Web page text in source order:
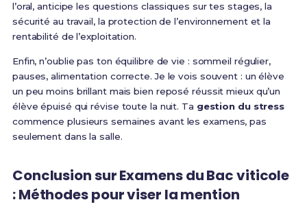
l’oral, anticipe les questions classiques sur tes stages, la
sécurité au travail, la protection de l’environnement et la
rentabilité de l’exploitation.
Enfin, n’oublie pas ton équilibre de vie : sommeil régulier,
pauses, alimentation correcte. Je le vois souvent : un élève
un peu moins brillant mais bien reposé réussit mieux qu’un
élève épuisé qui révise toute la nuit. Ta gestion du stress
commence plusieurs semaines avant les examens, pas
seulement dans la salle.
Conclusion sur Examens du Bac viticole
: Méthodes pour viser la mention